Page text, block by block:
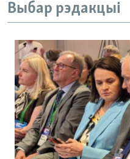
Выбар рэдакцыі